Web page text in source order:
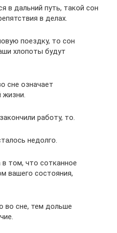
в дальний путь, такой сон
в делах.
поездку, то сон
хлопоты будут
сне означает
жизни.
работу, то.
недолго.
в том, что сотканное
вашего состояния,
во сне, тем дольше